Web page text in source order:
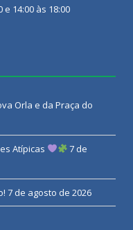
14:00 às 18:00
Orla e da Praça do
Atípicas
7 de
7 de agosto de 2026